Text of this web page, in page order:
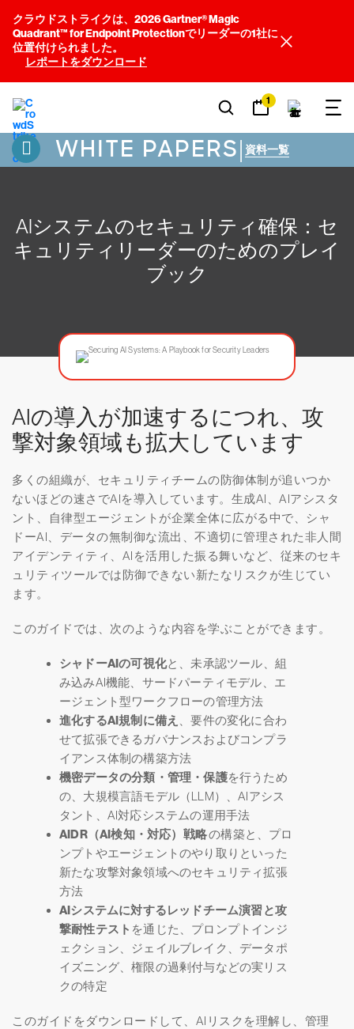
クラウドストライクは、2026 Gartner® Magic
Quadrant™ for Endpoint Protectionでリーダーの1社に
位置付けられました。
レポートをダウンロード
1
WHITE PAPERS| 資料一覧
AIシステムのセキュリティ確保：セ
キュリティリーダーのためのプレイ
ブック
AIの導入が加速するにつれ、攻
撃対象領域も拡大しています
多くの組織が、セキュリティチームの防御体制が追いつか
ないほどの速さでAIを導入しています。生成AI、AIアシスタ
ント、自律型エージェントが企業全体に広がる中で、シャ
ドーAI、データの無制御な流出、不適切に管理された非人間
アイデンティティ、AIを活用した振る舞いなど、従来のセキ
ュリティツールでは防御できない新たなリスクが生じてい
ます。
このガイドでは、次のような内容を学ぶことができます。
シャドーAIの可視化と、未承認ツール、組
み込みAI機能、サードパーティモデル、エ
ージェント型ワークフローの管理方法
進化するAI規制に備え 、要件の変化に合わ
せて拡張できるガバナンスおよびコンプラ
イアンス体制の構築方法
機密データの分類・管理・保護を行うため
の、大規模言語モデル（LLM）、AIアシス
タント、AI対応システムの運用手法
AIDR（AI検知・対応）戦略の構築と、プロ
ンプトやエージェントのやり取りといった
新たな攻撃対象領域へのセキュリティ拡張
方法
AIシステムに対するレッドチーム演習と攻
撃耐性テスト を通じた、プロンプトインジ
ェクション、ジェイルブレイク、データポ
イズニング、権限の過剰付与などの実リス
クの特定
このガイドをダウンロードして、AIリスクを理解し、管理